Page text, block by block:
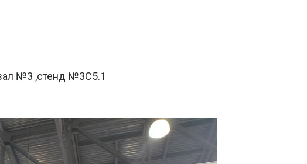
№3 ,стенд №3C5.1